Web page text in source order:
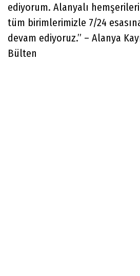
ediyorum. Alanyalı
tüm birimlerimizle 7/24
devam ediyoruz.” – Alanya
Bülten